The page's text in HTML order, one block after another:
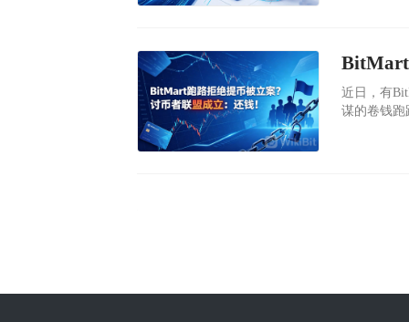
近日，有
谋的卷钱跑